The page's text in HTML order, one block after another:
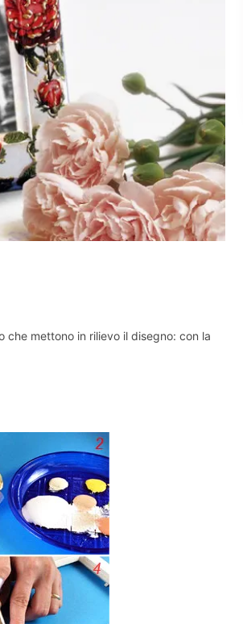
che mettono in rilievo il disegno: con la